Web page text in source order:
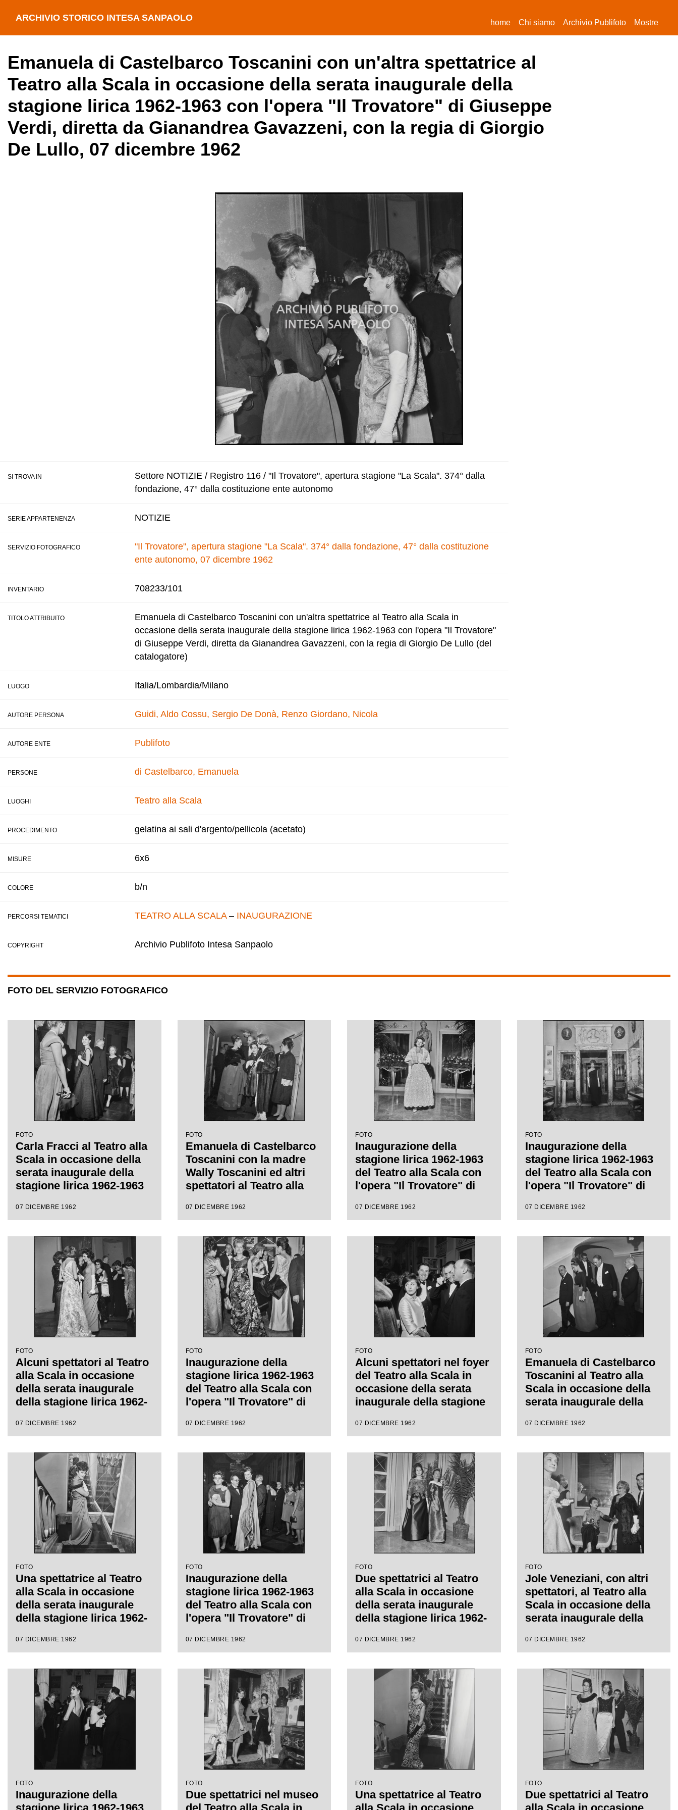
ARCHIVIO STORICO INTESA SANPAOLO home(current)
Chi siamo Archivio Publifoto Mostre
Emanuela di Castelbarco Toscanini con un'altra spettatrice al
Teatro alla Scala in occasione della serata inaugurale della
stagione lirica 1962-1963 con l'opera "Il Trovatore" di Giuseppe
Verdi, diretta da Gianandrea Gavazzeni, con la regia di Giorgio
De Lullo, 07 dicembre 1962
SI TROVA IN
Settore NOTIZIE / Registro 116 / "Il Trovatore", apertura stagione "La Scala". 374° dalla
fondazione, 47° dalla costituzione ente autonomo
SERIE APPARTENENZA NOTIZIE
SERVIZIO FOTOGRAFICO
"Il Trovatore", apertura stagione "La Scala". 374° dalla fondazione, 47° dalla costituzione
ente autonomo, 07 dicembre 1962
INVENTARIO 708233/101
TITOLO ATTRIBUITO
Emanuela di Castelbarco Toscanini con un'altra spettatrice al Teatro alla Scala in
occasione della serata inaugurale della stagione lirica 1962-1963 con l'opera "Il Trovatore"
di Giuseppe Verdi, diretta da Gianandrea Gavazzeni, con la regia di Giorgio De Lullo (del
catalogatore)
LUOGO Italia/Lombardia/Milano
AUTORE PERSONA Guidi, Aldo Cossu, Sergio De Donà, Renzo Giordano, Nicola
AUTORE ENTE Publifoto
PERSONE di Castelbarco, Emanuela
LUOGHI Teatro alla Scala
PROCEDIMENTO gelatina ai sali d'argento/pellicola (acetato)
MISURE 6x6
COLORE b/n
PERCORSI TEMATICI TEATRO ALLA SCALA– INAUGURAZIONE
COPYRIGHT Archivio Publifoto Intesa Sanpaolo
FOTO DEL SERVIZIO FOTOGRAFICO
FOTO
Carla Fracci al Teatro alla
Scala in occasione della
serata inaugurale della
stagione lirica 1962-1963
di Giuseppe Verdi, diretta
con la regia di Giorgio De
07 DICEMBRE 1962
FOTO
Emanuela di Castelbarco
Toscanini con la madre
Wally Toscanini ed altri
spettatori al Teatro alla
serata inaugurale della
con l'opera "Il Trovatore"
di Giuseppe Verdi, diretta
da Gianandrea Gavazzeni,
con la regia di Giorgio De
Lullo
07 DICEMBRE 1962
FOTO
Inaugurazione della
stagione lirica 1962-1963
del Teatro alla Scala con
l'opera "Il Trovatore" di
Gianandrea Gavazzeni,
Lullo
07 DICEMBRE 1962
FOTO
Inaugurazione della
stagione lirica 1962-1963
del Teatro alla Scala con
l'opera "Il Trovatore" di
Gianandrea Gavazzeni,
Lullo
07 DICEMBRE 1962
FOTO
Alcuni spettatori al Teatro
alla Scala in occasione
della serata inaugurale
della stagione lirica 1962-
Trovatore" di Giuseppe
Gianandrea Gavazzeni,
con la regia di Giorgio De
Lullo
07 DICEMBRE 1962
FOTO
Inaugurazione della
stagione lirica 1962-1963
del Teatro alla Scala con
l'opera "Il Trovatore" di
Gianandrea Gavazzeni,
Lullo
07 DICEMBRE 1962
FOTO
Alcuni spettatori nel foyer
del Teatro alla Scala in
occasione della serata
inaugurale della stagione
l'opera "Il Trovatore" di
Gianandrea Gavazzeni,
con la regia di Giorgio De
Lullo
07 DICEMBRE 1962
FOTO
Emanuela di Castelbarco
Toscanini al Teatro alla
Scala in occasione della
serata inaugurale della
con l'opera "Il Trovatore"
da Gianandrea Gavazzeni,
con la regia di Giorgio De
Lullo
07 DICEMBRE 1962
FOTO
Una spettatrice al Teatro
alla Scala in occasione
della serata inaugurale
della stagione lirica 1962-
Trovatore" di Giuseppe
Gianandrea Gavazzeni,
con la regia di Giorgio De
Lullo
07 DICEMBRE 1962
FOTO
Inaugurazione della
stagione lirica 1962-1963
del Teatro alla Scala con
l'opera "Il Trovatore" di
Gianandrea Gavazzeni,
Lullo
07 DICEMBRE 1962
FOTO
Due spettatrici al Teatro
alla Scala in occasione
della serata inaugurale
della stagione lirica 1962-
Trovatore" di Giuseppe
Gianandrea Gavazzeni,
con la regia di Giorgio De
07 DICEMBRE 1962
FOTO
Jole Veneziani, con altri
spettatori, al Teatro alla
Scala in occasione della
serata inaugurale della
con l'opera "Il Trovatore"
da Gianandrea Gavazzeni,
con la regia di Giorgio De
07 DICEMBRE 1962
FOTO
Inaugurazione della
FOTO
Due spettatrici nel museo
FOTO
Una spettatrice al Teatro
FOTO
Due spettatrici al Teatro